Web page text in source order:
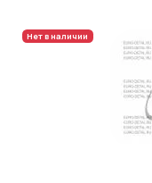
Нет в наличии